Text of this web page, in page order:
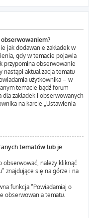
jak dodawanie zakładek w
gdy w temacie pojawia
przypomina obserwowanie
nastąpi aktualizacja tematu
użytkownika – w
temacie bądź forum
zakładek i obserwowanych
na karcie „Ustawienia
tematów lub je
obserwować, należy kliknąć
znajdujące się na górze i na
funkcja “Powiadamiaj o
obserwowania tematu.